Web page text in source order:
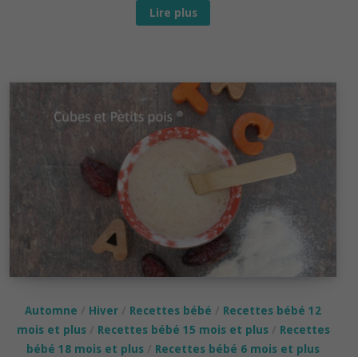
Recette
bébé
à
crème
Lire plus
Automne Hiver Recettes bébé
Recettes bébé 12
mois et plus/ Recettes bébé 15 mois et plus/ Recettes
bébé 18 mois et plus
Recettes bébé 6 mois et plus